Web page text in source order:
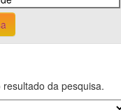
da pesquisa.